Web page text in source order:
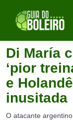
Di María
‘pior
e
inusitada
O atacante